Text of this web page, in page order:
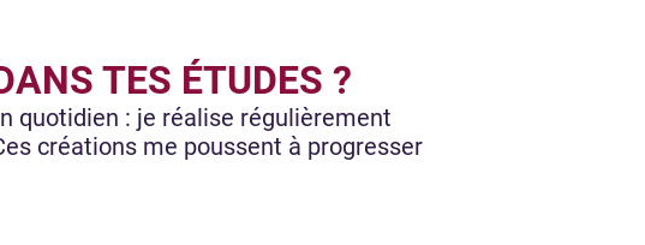
TES ÉTUDES ?
quotidien : je réalise régulièrement
créations me poussent à progresser